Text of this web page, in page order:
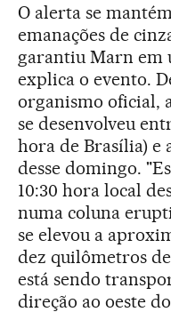
O alerta se
emanações de
garantiu Marn em
explica o evento.
organismo oficial,
se desenvolveu
hora de Brasília) e
desse domingo.
10:30 hora local
numa coluna
se elevou a
dez quilômetros
está sendo
direção ao oeste